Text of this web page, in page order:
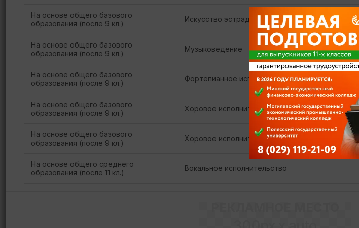
На основе общего базового
образования (после 9 кл.)
Искусство эстрады (пение)
На основе общего базового
образования (после 9 кл.)
Музыковедение
На основе общего базового
образования (после 9 кл.)
Фортепианное исполнительство
На основе общего базового
образования (после 9 кл.)
Хоровое исполнительство (академический хор)
На основе общего базового
образования (после 9 кл.)
Хоровое исполнительство (народный хор)
На основе общего среднего
образования (после 11 кл.)
Вокальное исполнительство